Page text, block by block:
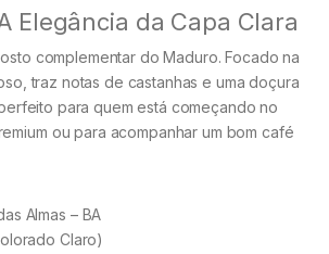
Elegância da Capa Clara
complementar do Maduro. Focado na
traz notas de castanhas e uma doçura
para quem está começando no
ou para acompanhar um bom café
Almas – BA
Claro)